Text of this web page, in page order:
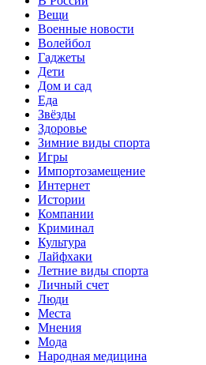
Вещи
Военные новости
Волейбол
Гаджеты
Дети
Дом и сад
Еда
Звёзды
Здоровье
Зимние виды спорта
Игры
Импортозамещение
Интернет
Истории
Компании
Криминал
Культура
Лайфхаки
Летние виды спорта
Личный счет
Люди
Места
Мнения
Мода
Народная медицина